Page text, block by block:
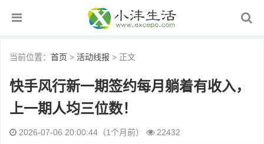
当前位置： 首页 > 活动线报 > 正文
快手风行新一期签约每月躺着有收入，
上一期人均三位数！
2026-07-06 20:00:44（1个月前） 22432